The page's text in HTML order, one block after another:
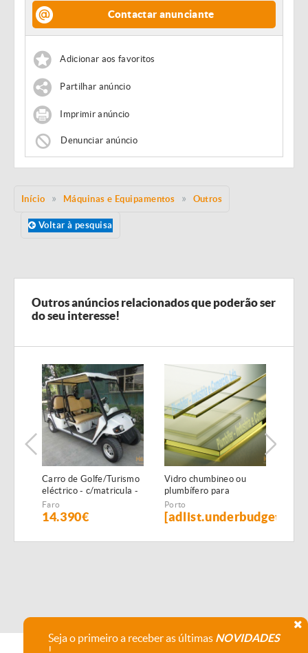
Contactar anunciante
Adicionar aos favoritos
Partilhar anúncio
Imprimir anúncio
Denunciar anúncio
Início Máquinas e Equipamentos Outros
Voltar à pesquisa
Outros anúncios relacionados que poderão ser
do seu interesse!
Carro de Golfe/Turismo
eléctrico - c/matricula -
6 PAX - NOVO
Faro
14.390€
Vidro chumbineo ou
plumbífero para
proteçao radiologica
Porto
[adlist.underbudget]
Seja o primeiro a receber as últimas NOVIDADES
!